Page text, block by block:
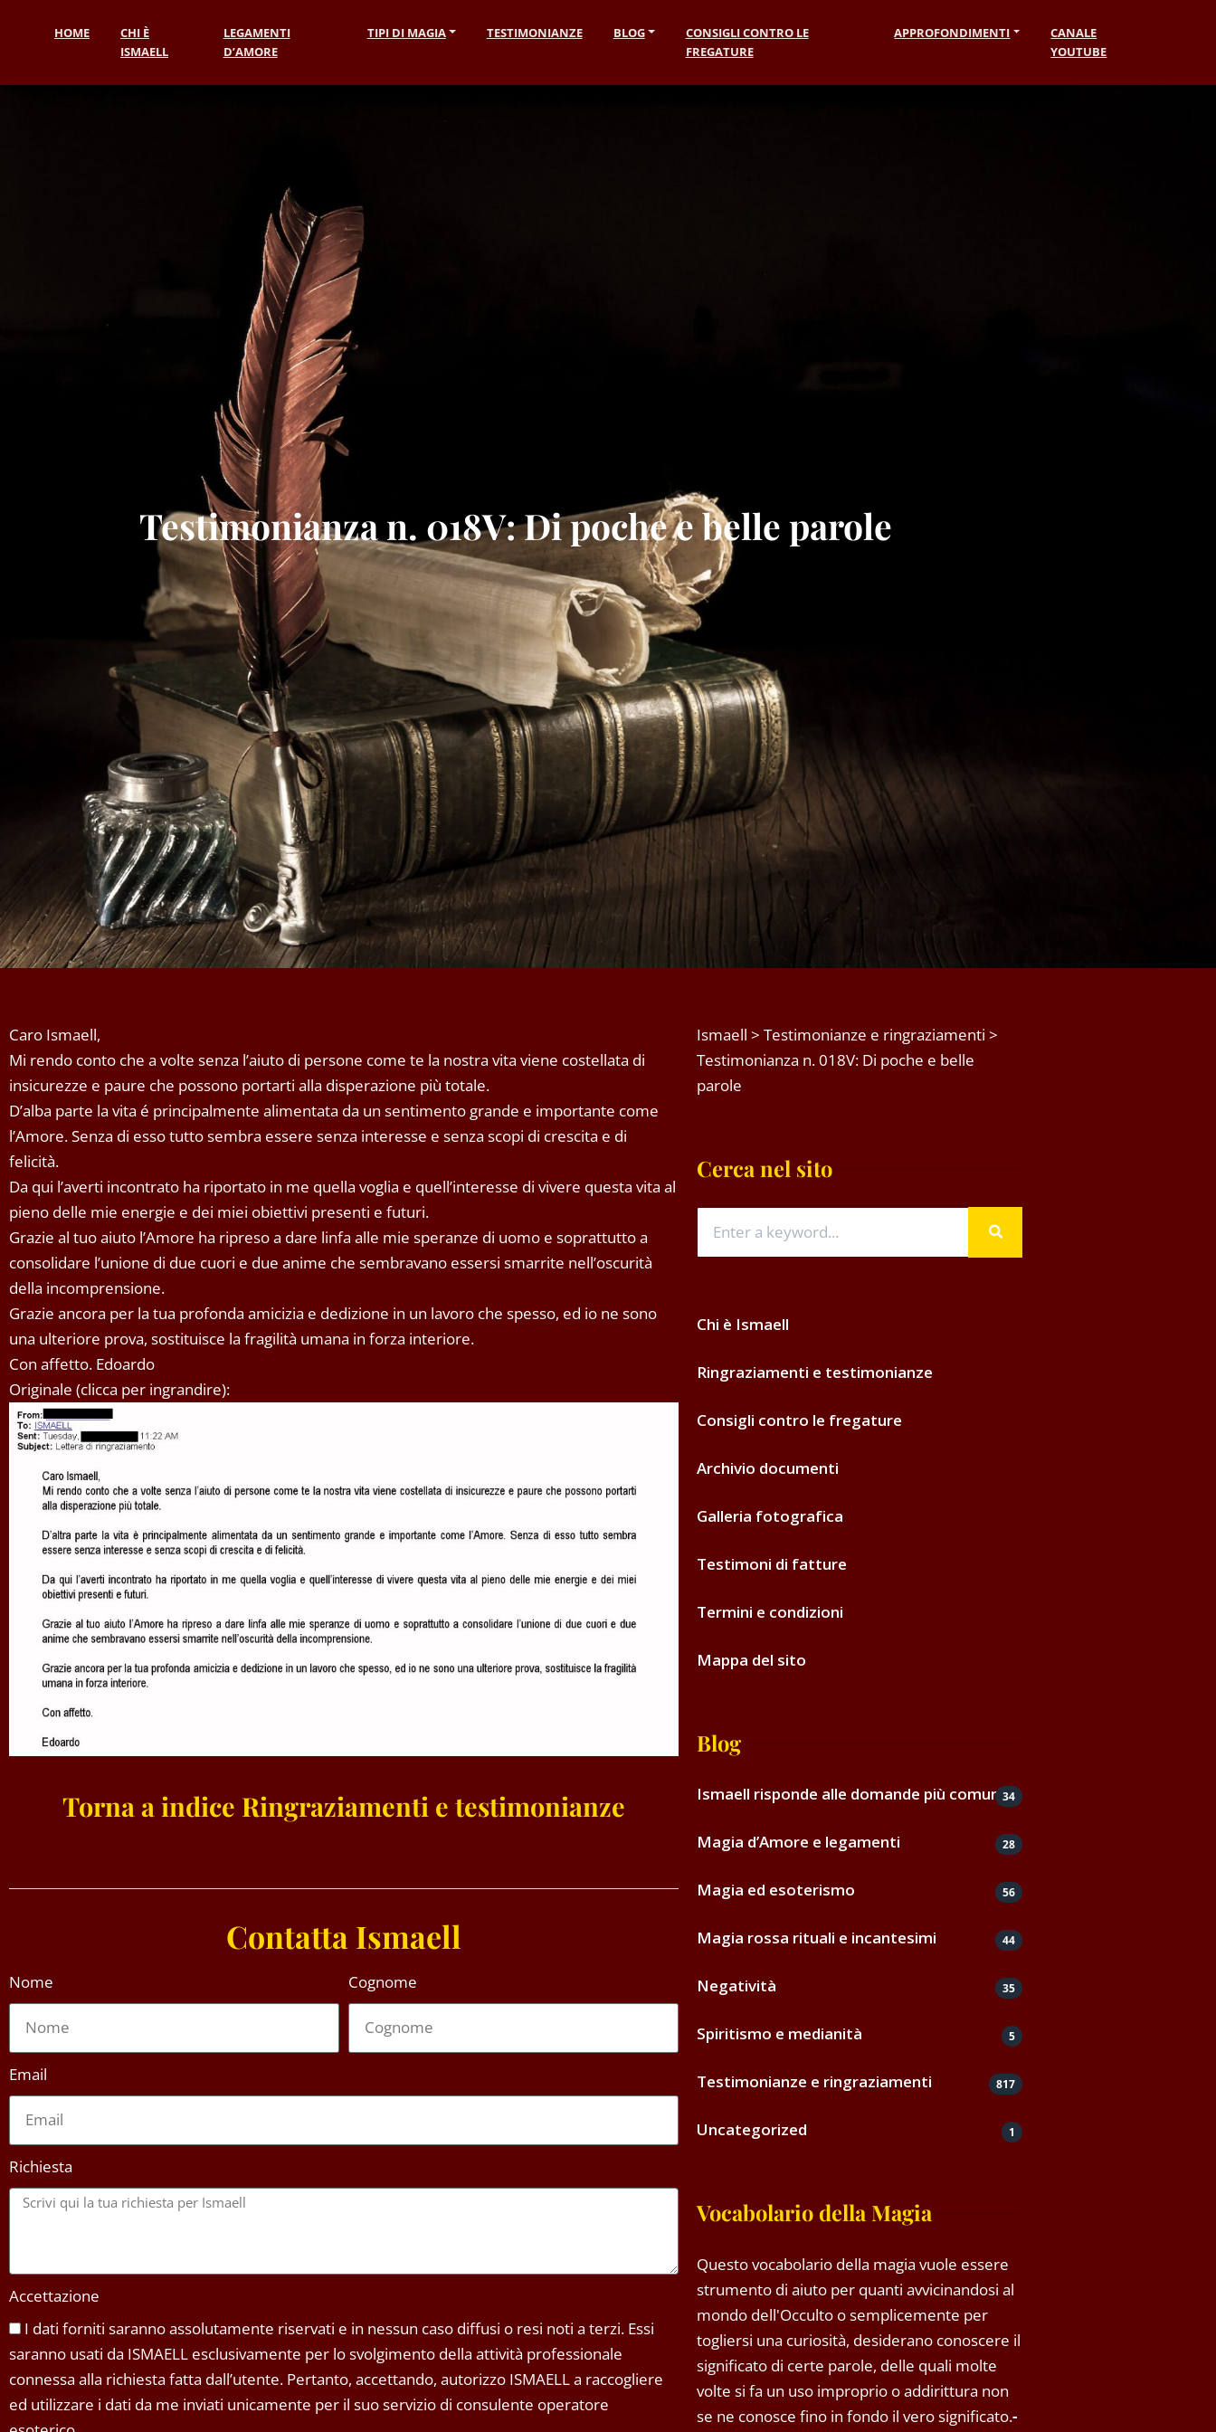
HOME
CHI È
ISMAELL
LEGAMENTI
D’AMORE
TIPI DI MAGIA TESTIMONIANZE BLOG
CONSIGLI CONTRO LE
FREGATURE
APPROFONDIMENTI
CANALE
YOUTUBE
Testimonianza n. 018V: Di poche e belle parole
Caro Ismaell,
Mi rendo conto che a volte senza l’aiuto di persone come te la nostra vita viene costellata di
insicurezze e paure che possono portarti alla disperazione più totale.
D’alba parte la vita é principalmente alimentata da un sentimento grande e importante come
l’Amore. Senza di esso tutto sembra essere senza interesse e senza scopi di crescita e di
felicità.
Da qui l’averti incontrato ha riportato in me quella voglia e quell’interesse di vivere questa vita al
pieno delle mie energie e dei miei obiettivi presenti e futuri.
Grazie al tuo aiuto l’Amore ha ripreso a dare linfa alle mie speranze di uomo e soprattutto a
consolidare l’unione di due cuori e due anime che sembravano essersi smarrite nell’oscurità
della incomprensione.
Grazie ancora per la tua profonda amicizia e dedizione in un lavoro che spesso, ed io ne sono
una ulteriore prova, sostituisce la fragilità umana in forza interiore.
Con affetto. Edoardo
Originale (clicca per ingrandire):
Torna a indice Ringraziamenti e testimonianze
Contatta Ismaell
Nome Cognome
Email
Richiesta
Accettazione
I dati forniti saranno assolutamente riservati e in nessun caso diffusi o resi noti a terzi. Essi
saranno usati da ISMAELL esclusivamente per lo svolgimento della attività professionale
connessa alla richiesta fatta dall’utente. Pertanto, accettando, autorizzo ISMAELL a raccogliere
ed utilizzare i dati da me inviati unicamente per il suo servizio di consulente operatore
Ismaell > Testimonianze e ringraziamenti >
Testimonianza n. 018V: Di poche e belle
parole
Cerca nel sito
Chi è Ismaell
Ringraziamenti e testimonianze
Consigli contro le fregature
Archivio documenti
Galleria fotografica
Testimoni di fatture
Termini e condizioni
Mappa del sito
Blog
Ismaell risponde alle domande più comuni34
Magia d’Amore e legamenti 28
Magia ed esoterismo 56
Magia rossa rituali e incantesimi 44
Negatività 35
Spiritismo e medianità 5
Testimonianze e ringraziamenti 817
Uncategorized 1
Vocabolario della Magia
Questo vocabolario della magia vuole essere
strumento di aiuto per quanti avvicinandosi al
mondo dell'Occulto o semplicemente per
togliersi una curiosità, desiderano conoscere il
significato di certe parole, delle quali molte
volte si fa un uso improprio o addirittura non
se ne conosce fino in fondo il vero significato.-